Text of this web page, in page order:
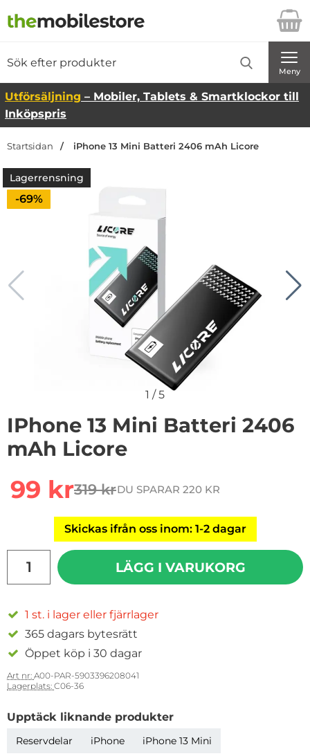
Startsidan för Danira Telecom AB
Meny
Utförsäljning – Mobiler, Tablets & Smartklockor till
Inköpspris
Startsidan iPhone 13 Mini Batteri 2406 mAh Licore
Lagerrensning
Priset är nedsatt med
-69%
1 /5
IPhone 13 Mini Batteri 2406
mAh Licore
rea pris
99 krtidigare pris
319 krDU SPARAR 220 KR
Skickas ifrån oss inom: 1-2 dagar
LÄGG I VARUKORG
1 st. i lager eller fjärrlager
365 dagars bytesrätt
Öppet köp i 30 dagar
Art nr: A00-PAR-5903396208041
Lagerplats: C06-36
Upptäck liknande produkter
Reservdelar iPhone iPhone 13 Mini